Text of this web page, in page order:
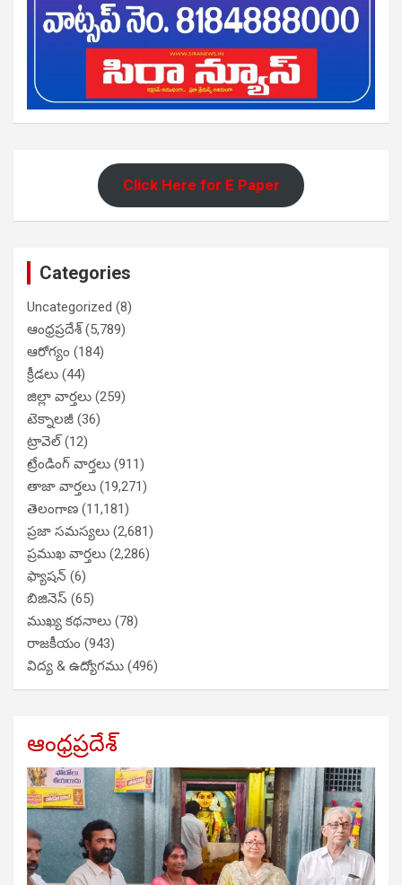
Click Here for E Paper
Categories
Uncategorized (8)
ఆంధ్రప్రదేశ్(5,789)
ఆరోగ్యం (184)
క్రీడలు (44)
జిల్లా వార్తలు (259)
టెక్నాలజీ (36)
ట్రావెల్(12)
ట్రేండింగ్ వార్తలు (911)
తాజా వార్తలు (19,271)
తెలంగాణ (11,181)
ప్రజా సమస్యలు (2,681)
ప్రముఖ వార్తలు (2,286)
ఫ్యాషన్ (6)
బిజినెస్ (65)
ముఖ్య కథనాలు (78)
రాజకీయం (943)
విద్య & ఉద్యోగము (496)
ఆంధ్రప్రదేశ్